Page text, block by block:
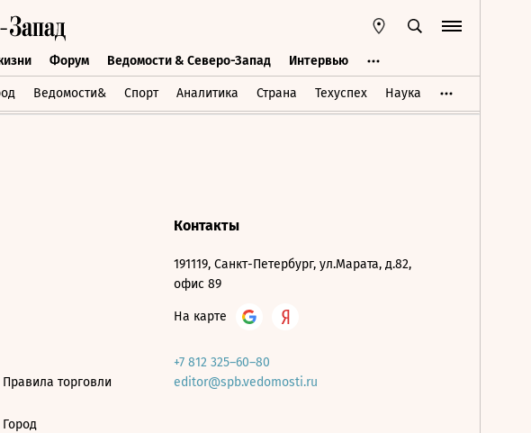
Форум Ведомости & Северо-Запад Интервью
Ведомости& Спорт Аналитика Страна Техуспех Наука
жизни Форум Ведомости & Северо-Запад Интервью
Правила торговли
Город
Контакты
191119, Санкт-Петербург, ул.Марата, д.82,
офис 89
На карте
+7 812 325–60–80
editor@spb.vedomosti.ru